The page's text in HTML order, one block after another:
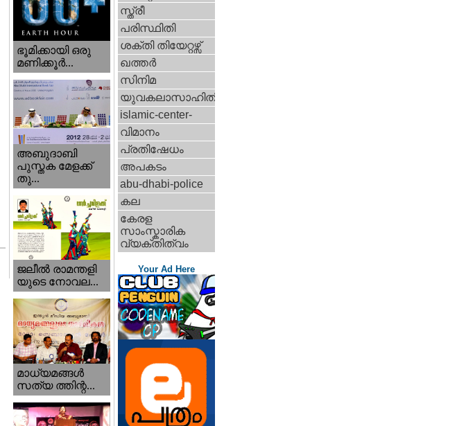
ഭൂമിക്കായി ഒരു
മണിക്കൂര്‍...
അബുദാബി
പുസ്തക മേളക്ക്
തു...
ജലീല്‍ രാമന്തളി
യുടെ നോവല...
മാധ്യമങ്ങള്‍
സത്യ ത്തിന്റ...
സ്ത്രീ
പരിസ്ഥിതി
ശക്തി തിയേറ്റഴ്സ്
ഖത്തര്‍
സിനിമ
യുവകലാസാഹിതി
islamic-center-
വിമാനം
പ്രതിഷേധം
അപകടം
abu-dhabi-police
കല
കേരള
സാംസ്കാരിക
വ്യക്തിത്വം
Your Ad Here